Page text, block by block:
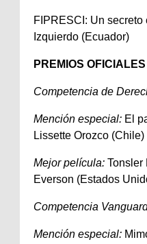
FIPRESCI: Un
Izquierdo (Ecuador)
PREMIOS OFICIALES
Competencia de
Mención especial: El
Lissette Orozco (Chile)
Mejor película: Tonsler
Everson (Estados
Competencia
Mención especial: